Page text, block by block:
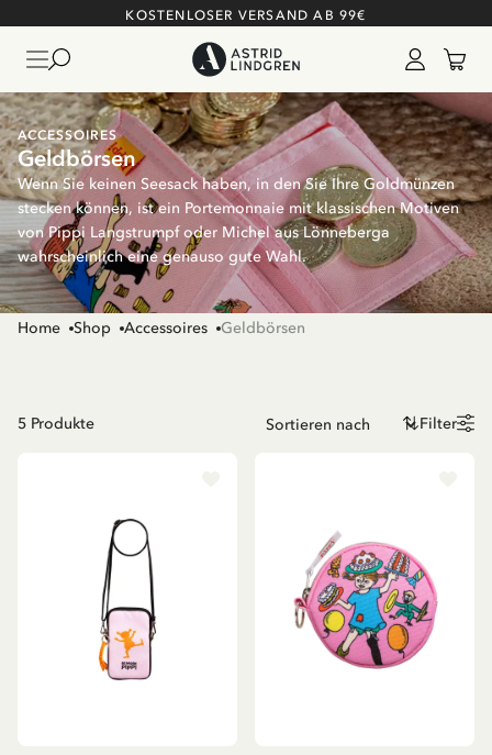
KOSTENLOSER VERSAND AB 99€
ACCESSOIRES
Geldbörsen
Wenn Sie keinen Seesack haben, in den Sie Ihre Goldmünzen
stecken können, ist ein Portemonnaie mit klassischen Motiven
von Pippi Langstrumpf oder Michel aus Lönneberga
wahrscheinlich eine genauso gute Wahl.
Home Shop Accessoires Geldbörsen
5 Produkte Filter